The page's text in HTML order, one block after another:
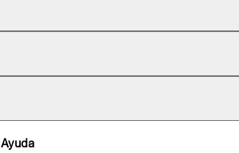
Ayuda